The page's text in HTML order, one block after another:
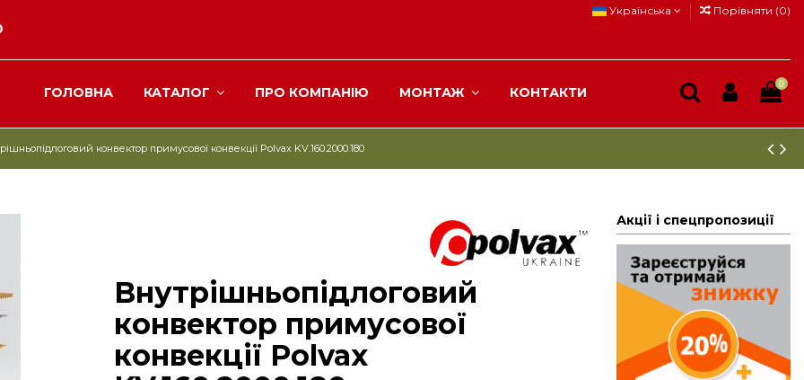
Українська Порівняти (0)
ГОЛОВНА КАТАЛОГ ПРО КОМПАНІЮ МОНТАЖ КОНТАКТИ
0
конвектор примусової конвекції Polvax KV.160.2000.180
Внутрішньопідлоговий
конвектор примусової
конвекції Polvax
Акції і спецпропозиції